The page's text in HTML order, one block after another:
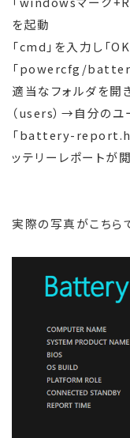
を起動
「cmd」を入力し「
「powercfg/
適当なフォルダを開
（users）→自分のユ
「battery-
ッテリーレポートが
実際の写真がこちら